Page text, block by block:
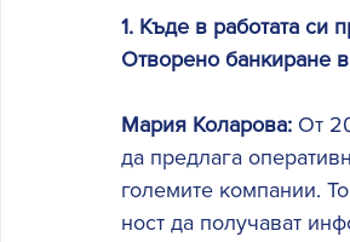
1. Къде в работата си
Отворено банкиране
Мария Коларова: От
да предлага
големите компании.
ност да получават